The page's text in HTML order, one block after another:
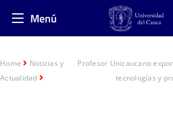
Menú
Home
Noticias y
Actualidad
Profesor Unicaucano
tecnologías y